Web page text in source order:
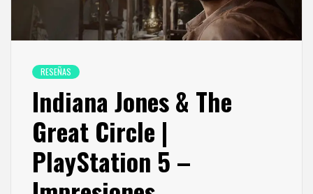
RESEÑAS
Indiana Jones & The
Great Circle |
PlayStation 5 –